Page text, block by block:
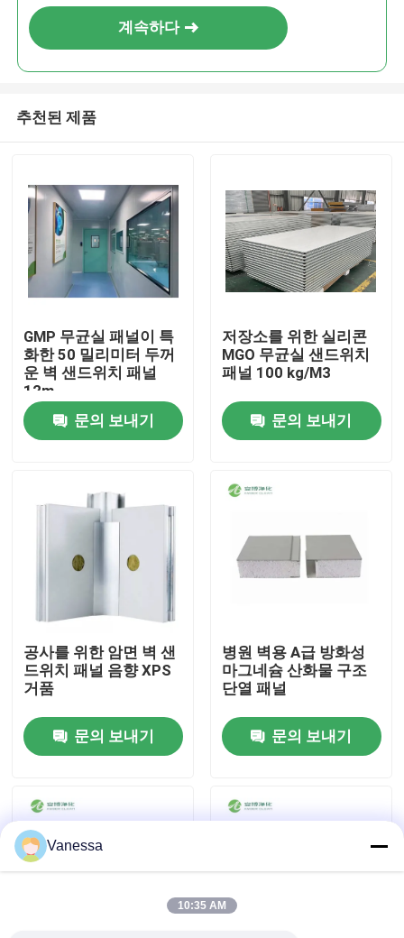
우리에 대하여
품질 관리
연락주세요
뉴스
경우
모듈 수술실
계속하다
추천된 제품
GMP 무균실 패널이 특
화한 50 밀리미터 두꺼
운 벽 샌드위치 패널
12m
문의 보내기
저장소를 위한 실리콘
MGO 무균실 샌드위치
패널 100 kg/M3
문의 보내기
공사를 위한 암면 벽 샌
드위치 패널 음향 XPS
거품
문의 보내기
병원 벽용 A급 방화성
마그네슘 산화물 구조
단열 패널
문의 보내기
Vanessa
10:35 AM